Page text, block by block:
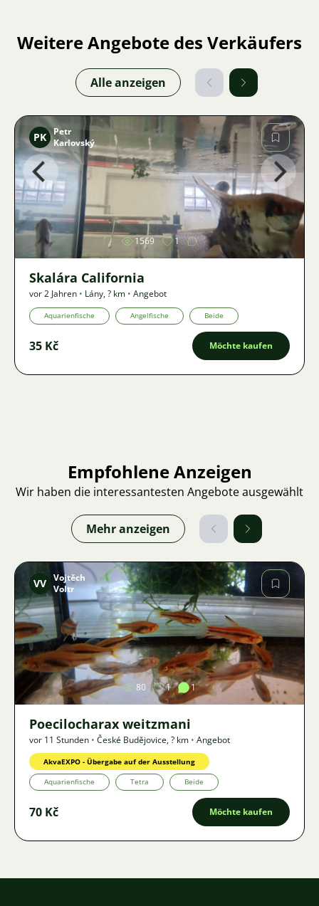
Weitere Angebote des Verkäufers
Alle anzeigen
PK Petr
Karlovský
1569 1
Skalára California
vor 2 Jahren • Lány,? km • Angebot
Aquarienfische Angelfische Beide
35 Kč Möchte kaufen
Empfohlene Anzeigen
Wir haben die interessantesten Angebote ausgewählt
Mehr anzeigen
Bild
VV Vojtěch
Voltr
80 1 1
Poecilocharax weitzmani
vor 11 Stunden • České Budějovice,? km • Angebot
AkvaEXPO - Übergabe auf der Ausstellung
Aquarienfische Tetra Beide
70 Kč Möchte kaufen